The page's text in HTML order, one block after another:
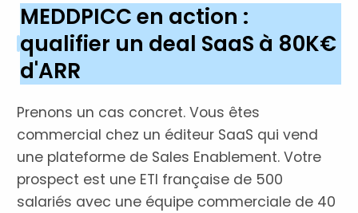
MEDDPICC en action :
qualifier un deal SaaS à 80K€
d'ARR
Prenons un cas concret. Vous êtes
commercial chez un éditeur SaaS qui vend
une plateforme de Sales Enablement. Votre
prospect est une ETI française de 500
salariés avec une équipe commerciale de 40